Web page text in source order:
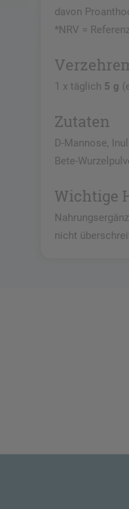
davon
*NRV =
1 x täglich 5 g
Zutaten
D-Mannose,
Bete-
Wichtige
nicht